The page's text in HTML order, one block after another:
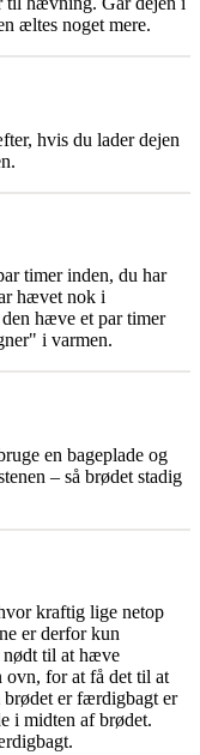
æltes noget mere.
hvis du lader dejen
timer inden, du har
hævet nok i
hæve et par timer
i varmen.
en bageplade og
– så brødet stadig
kraftig lige netop
er derfor kun
nødt til at hæve
ovn, for at få det til at
brødet er færdigbagt er
i midten af brødet.